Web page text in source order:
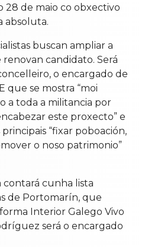
28 de maio co obxectivo
absoluta.
buscan ampliar a
candidato. Será
o encargado de
que se mostra “moi
a toda a militancia por
este proxecto” e
“fixar poboación,
o noso patrimonio”
cunha lista
de Portomarín, que
Interior Galego Vivo
será o encargado